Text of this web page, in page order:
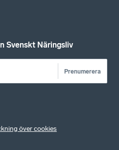
Svenskt Näringsliv
Prenumerera
över cookies